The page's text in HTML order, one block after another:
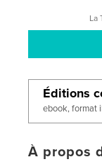
La
Éditions
ebook, format
À propos